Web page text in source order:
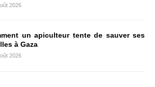
2026
un apiculteur tente de sauver ses
à Gaza
2026